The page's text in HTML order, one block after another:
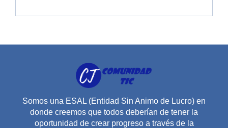
Somos una ESAL (Entidad Sin Animo de Lucro) en
donde creemos que todos deberían de tener la
oportunidad de crear progreso a través de la